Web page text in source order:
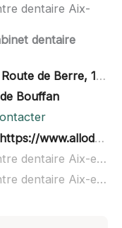
dentaire Aix-
dentaire
de Berre, 13090 Aix-en-Provence
Bouffan
https://www.allodent.fr/
Allodent - Centre dentaire Aix-en-Provence à domicile :
Allodent - Centre dentaire Aix-en-Provence ouvert dimanche :